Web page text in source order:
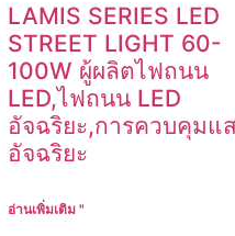
LAMIS SERIES LED
STREET LIGHT 60-
100W ผู้ผลิตไฟถนน
LED,ไฟถนน LED
อัจฉริยะ,การควบคุมแ
อัจฉริยะ
อ่านเพิ่มเติม "